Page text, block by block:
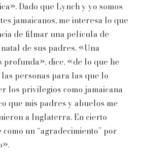
Dado que Lynch y yo somos
jamaicanos, me interesa lo que
de filmar una película de
de sus padres. «Una
profunda», dice, «de lo que he
personas para las que lo
los privilegios como jamaicana
que mis padres y abuelos me
a Inglaterra. En cierto
un “agradecimiento” por